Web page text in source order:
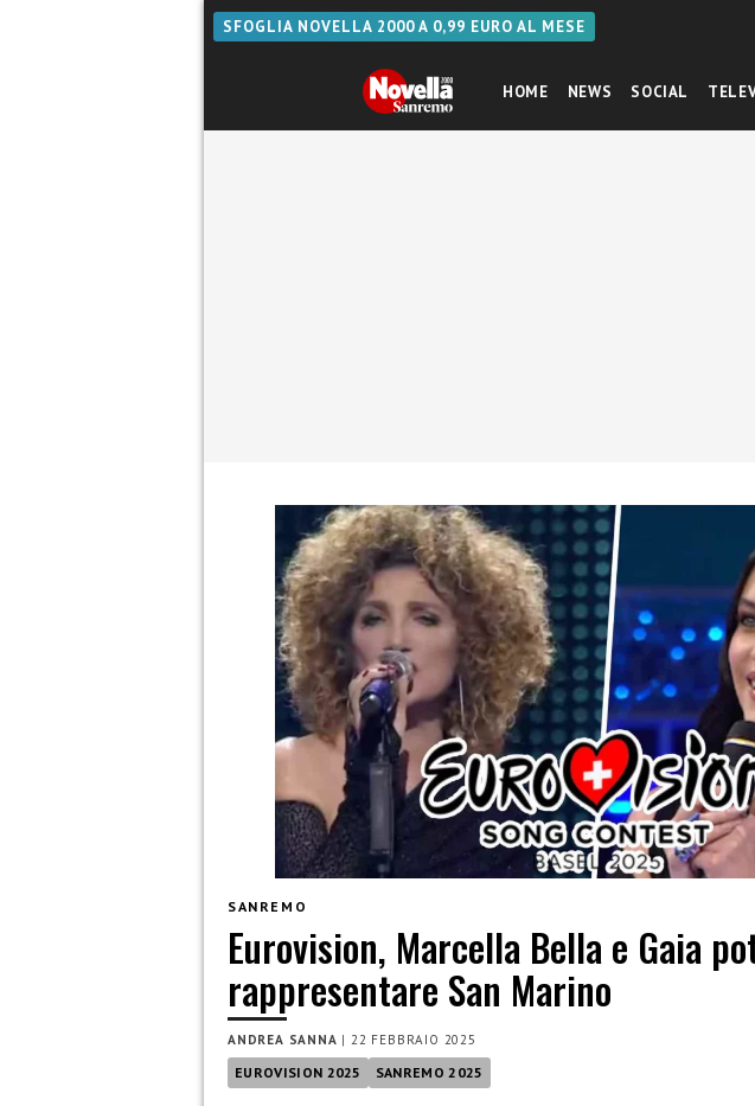
SFOGLIA NOVELLA 2000 A 0,99 EURO AL MESE
HOME NEWS SOCIAL
SANREMO
Eurovision, Marcella Bella e Gaia
rappresentare San Marino
ANDREA SANNA |22 FEBBRAIO 2025
EUROVISION 2025 SANREMO 2025